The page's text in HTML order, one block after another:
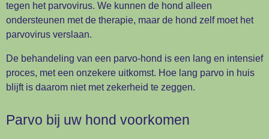
tegen het parvovirus. We kunnen de hond alleen
ondersteunen met de therapie, maar de hond zelf moet het
parvovirus verslaan.
De behandeling van een parvo-hond is een lang en intensief
proces, met een onzekere uitkomst. Hoe lang parvo in huis
blijft is daarom niet met zekerheid te zeggen.
Parvo bij uw hond voorkomen